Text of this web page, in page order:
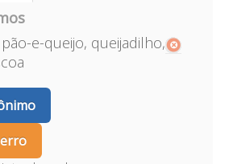
e-queijo, queijadilho,